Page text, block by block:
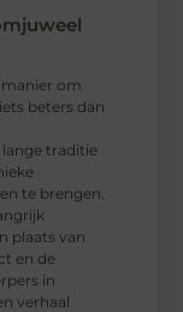
om
beters dan
traditie
te brengen.
plaats van
en de
in
verhaal